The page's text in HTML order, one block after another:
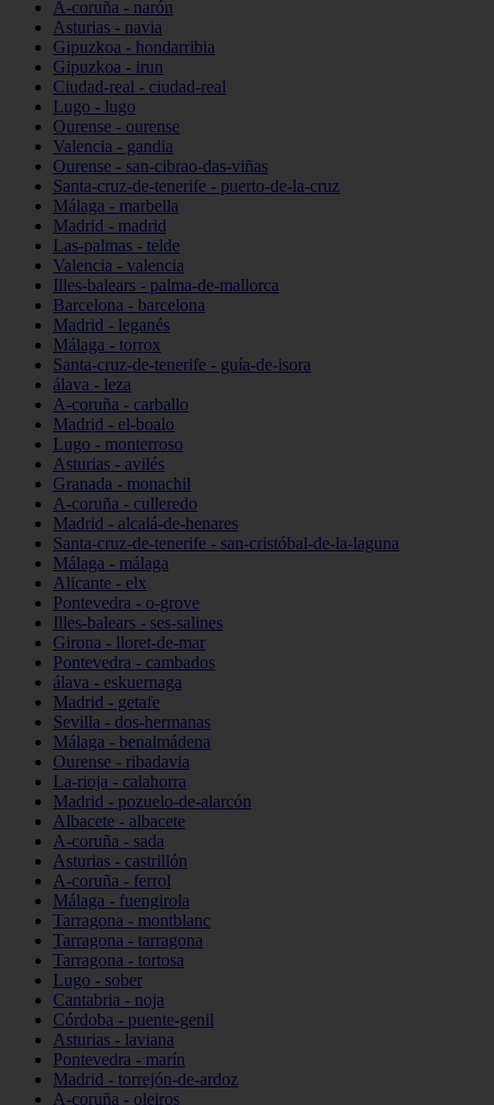
A-coruña - narón
Asturias - navia
Gipuzkoa - hondarribia
Gipuzkoa - irun
Ciudad-real - ciudad-real
Lugo - lugo
Ourense - ourense
Valencia - gandia
Ourense - san-cibrao-das-viñas
Santa-cruz-de-tenerife - puerto-de-la-cruz
Málaga - marbella
Madrid - madrid
Las-palmas - telde
Valencia - valencia
Illes-balears - palma-de-mallorca
Barcelona - barcelona
Madrid - leganés
Málaga - torrox
Santa-cruz-de-tenerife - guía-de-isora
álava - leza
A-coruña - carballo
Madrid - el-boalo
Lugo - monterroso
Asturias - avilés
Granada - monachil
A-coruña - culleredo
Madrid - alcalá-de-henares
Santa-cruz-de-tenerife - san-cristóbal-de-la-laguna
Málaga - málaga
Alicante - elx
Pontevedra - o-grove
Illes-balears - ses-salines
Girona - lloret-de-mar
Pontevedra - cambados
álava - eskuernaga
Madrid - getafe
Sevilla - dos-hermanas
Málaga - benalmádena
Ourense - ribadavia
La-rioja - calahorra
Madrid - pozuelo-de-alarcón
Albacete - albacete
A-coruña - sada
Asturias - castrillón
A-coruña - ferrol
Málaga - fuengirola
Tarragona - montblanc
Tarragona - tarragona
Tarragona - tortosa
Lugo - sober
Cantabria - noja
Córdoba - puente-genil
Asturias - laviana
Pontevedra - marín
Madrid - torrejón-de-ardoz
A-coruña - oleiros